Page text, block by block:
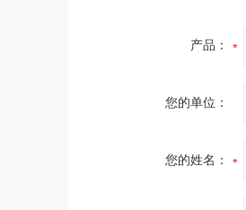
产品：
您的单位：
您的姓名：